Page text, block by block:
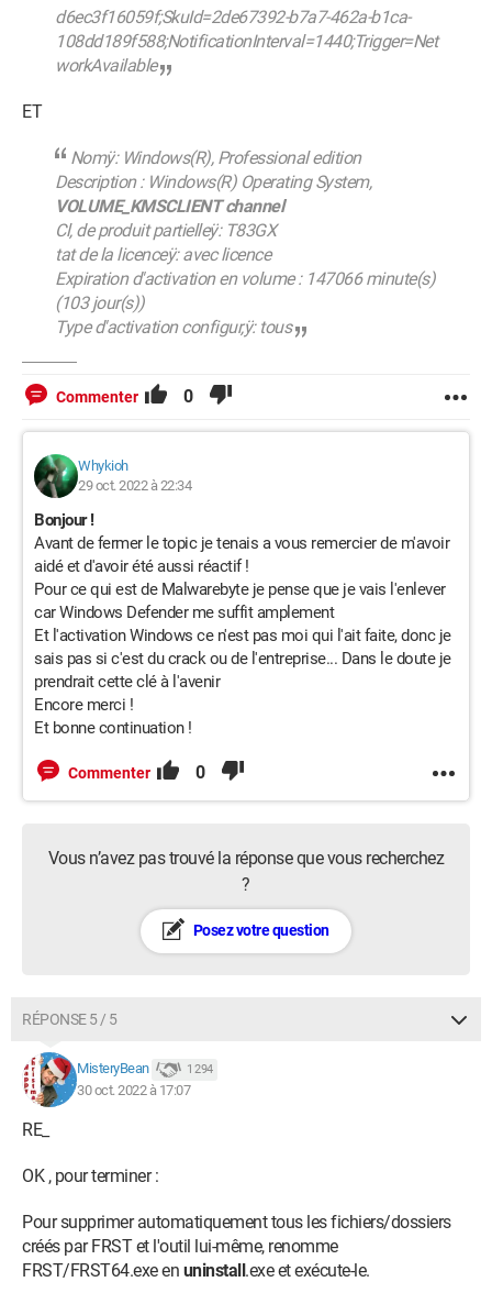
d6ec3f16059f;SkuId=2de67392-b7a7-462a-b1ca-
108dd189f588;NotificationInterval=1440;Trigger=Net
workAvailable
ET
Nomÿ: Windows(R), Professional edition
Description : Windows(R) Operating System,
VOLUME_KMSCLIENT channel
Cl‚ de produit partielleÿ: T83GX
tat de la licenceÿ: avec licence
Expiration d'activation en volume : 147066 minute(s)
(103 jour(s))
Type d'activation configur‚ÿ: tous
Commenter 0
Whykioh
29 oct. 2022 à 22:34
Bonjour !
Avant de fermer le topic je tenais a vous remercier de m'avoir
aidé et d'avoir été aussi réactif !
Pour ce qui est de Malwarebyte je pense que je vais l'enlever
car Windows Defender me suffit amplement
Et l'activation Windows ce n'est pas moi qui l'ait faite, donc je
sais pas si c'est du crack ou de l'entreprise... Dans le doute je
prendrait cette clé à l'avenir
Encore merci !
Et bonne continuation !
Commenter 0
Vous n’avez pas trouvé la réponse que vous recherchez
?
Posez votre question
RÉPONSE 5 / 5
MisteryBean 1 294
30 oct. 2022 à 17:07
RE_
OK , pour terminer :
Pour supprimer automatiquement tous les fichiers/dossiers
créés par FRST et l'outil lui-même, renomme
FRST/FRST64.exe en uninstall.exe et exécute-le.